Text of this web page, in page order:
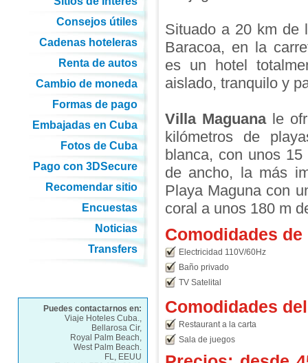
Situado a 20 km de
Baracoa, en la
es un hotel
aislado, tranquilo y
Villa Maguanale
kilómetros de
blanca, con unos
de ancho, la más
Playa Maguna con
coral a unos 180 m
Comodidades
Electricidad 110V/60Hz
Baño privado
TV Satelital
Comodidades
Restaurant a la carta
Sala de juegos
Consejos útiles
Cadenas hoteleras
Renta de autos
Cambio de moneda
Formas de pago
Embajadas en Cuba
Fotos de Cuba
Pago con 3DSecure
Recomendar sitio
Encuestas
Noticias
Transfers
Puedes contactarnos en:
Viaje Hoteles Cuba.,
Bellarosa Cir,
Royal Palm Beach,
West Palm Beach.
FL, EEUU